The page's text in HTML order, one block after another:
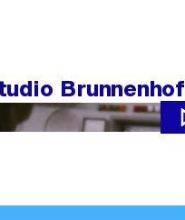
Brunnenhof
im Brunnenhof